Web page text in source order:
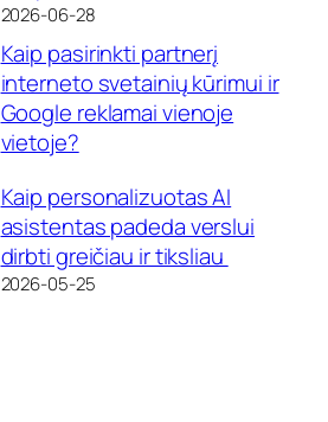
2026-06-28
Kaip pasirinkti partnerį
interneto svetainių kūrimui ir
Google reklamai vienoje
vietoje?
Kaip personalizuotas AI
asistentas padeda verslui
dirbti greičiau ir tiksliau
2026-05-25